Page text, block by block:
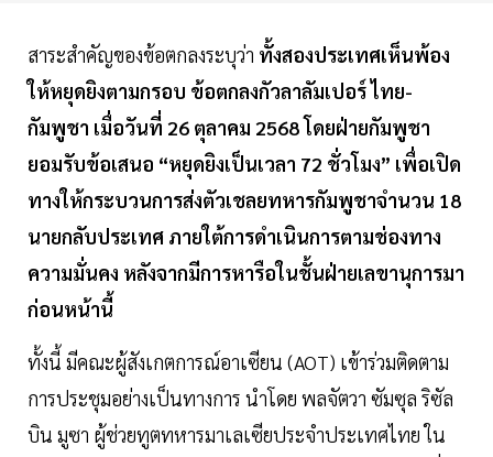
สาระสำคัญของข้อตกลงระบุว่า ทั้งสองประเทศเห็นพ้อง
ให้หยุดยิงตามกรอบ ข้อตกลงกัวลาลัมเปอร์ ไทย-
กัมพูชา เมื่อวันที่ 26 ตุลาคม 2568 โดยฝ่ายกัมพูชา
ยอมรับข้อเสนอ “หยุดยิงเป็นเวลา 72 ชั่วโมง” เพื่อเปิด
ทางให้กระบวนการส่งตัวเชลยทหารกัมพูชาจำนวน 18
นายกลับประเทศ ภายใต้การดำเนินการตามช่องทาง
ความมั่นคง หลังจากมีการหารือในชั้นฝ่ายเลขานุการมา
ก่อนหน้านี้
ทั้งนี้ มีคณะผู้สังเกตการณ์อาเซียน (AOT) เข้าร่วมติดตาม
การประชุมอย่างเป็นทางการ นำโดย พลจัตวา ซัมซุล ริซัล
บิน มูซา ผู้ช่วยทูตทหารมาเลเซียประจำประเทศไทย ใน